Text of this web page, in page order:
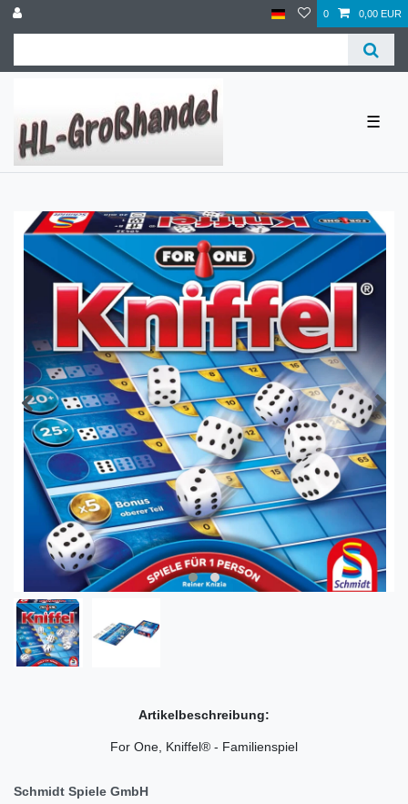
0 0,00 EUR
☰
Artikelbeschreibung:
For One, Kniffel® - Familienspiel
Schmidt Spiele GmbH